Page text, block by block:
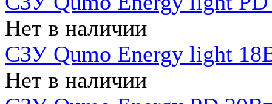
Нет в наличии
СЗУ Qumo Energy light
Нет в наличии